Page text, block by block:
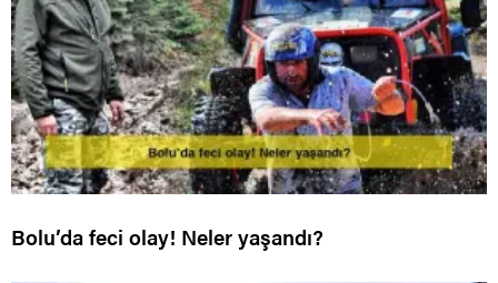
Bolu’da feci olay! Neler yaşandı?